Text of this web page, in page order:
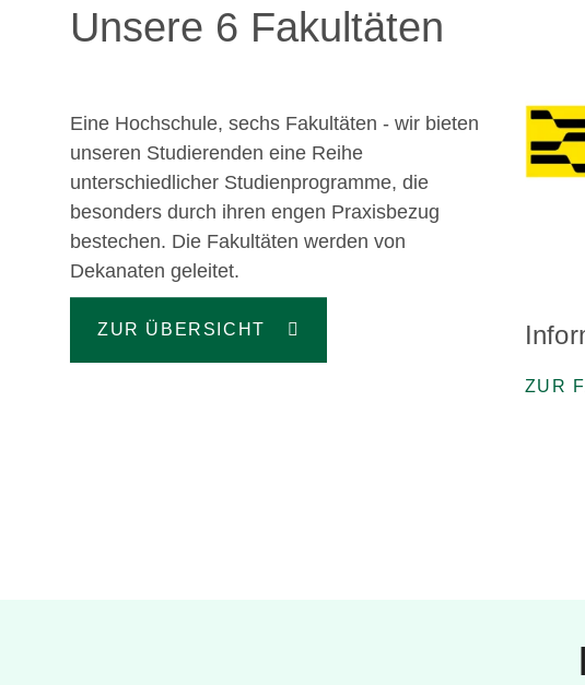
Unsere 6 Fakultäten
Eine Hochschule, sechs Fakultäten - wir bieten
unseren Studierenden eine Reihe
unterschiedlicher Studienprogramme, die
besonders durch ihren engen Praxisbezug
bestechen. Die Fakultäten werden von
Dekanaten geleitet.
ZUR ÜBERSICHT
Informatik Life
ZUR